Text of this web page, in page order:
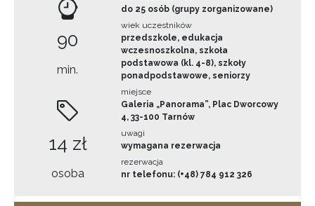
90
min.
14 zł
osoba
do 25 osób (grupy zorganizowane)
wiek uczestników
przedszkole, edukacja
wczesnoszkolna, szkoła
podstawowa (kl. 4-8), szkoły
ponadpodstawowe, seniorzy
miejsce
Galeria „Panorama”, Plac Dworcowy
4, 33-100 Tarnów
uwagi
wymagana rezerwacja
rezerwacja
nr telefonu: (+48) 784 912 326